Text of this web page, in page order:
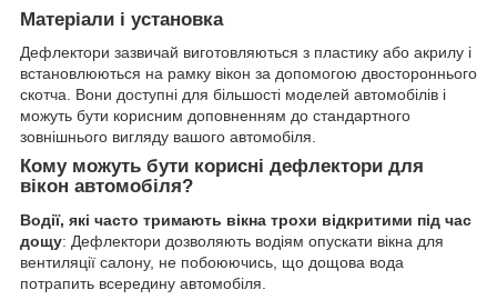
Матеріали і установка
Дефлектори зазвичай виготовляються з пластику або акрилу і
встановлюються на рамку вікон за допомогою двостороннього
скотча. Вони доступні для більшості моделей автомобілів і
можуть бути корисним доповненням до стандартного
зовнішнього вигляду вашого автомобіля.
Кому можуть бути корисні дефлектори для
вікон автомобіля?
Водії, які часто тримають вікна трохи відкритими під час
дощу: Дефлектори дозволяють водіям опускати вікна для
вентиляції салону, не побоюючись, що дощова вода
потрапить всередину автомобіля.